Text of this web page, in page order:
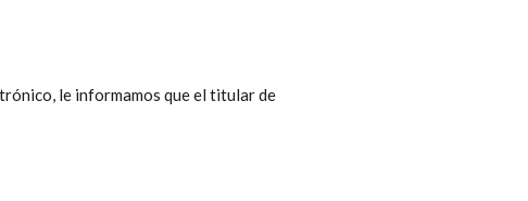
le informamos que el titular de